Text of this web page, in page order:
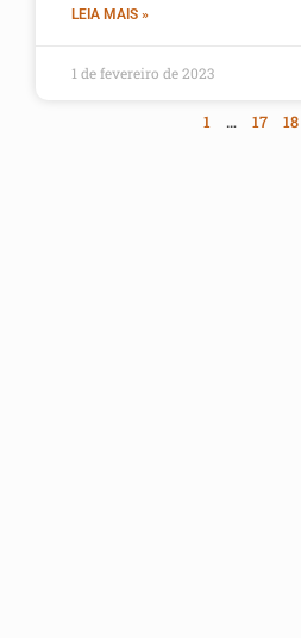
LEIA MAIS »
1 de fevereiro de 2023
1 … 17 18